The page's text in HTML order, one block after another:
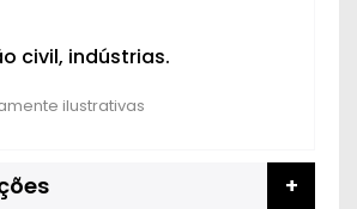
civil, indústrias.